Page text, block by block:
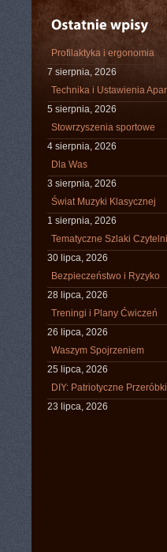
Profilaktyka i ergonomia
7 sierpnia, 2026
Technika i Ustawienia
5 sierpnia, 2026
Stowrzyszenia sportowe
4 sierpnia, 2026
Dla Was
3 sierpnia, 2026
Świat Muzyki Klasycznej
1 sierpnia, 2026
Tematyczne Szlaki
30 lipca, 2026
Bezpieczeństwo i Ryzyko
28 lipca, 2026
Treningi i Plany Ćwiczeń
26 lipca, 2026
Waszym Spojrzeniem
25 lipca, 2026
DIY: Patriotyczne Przeróbki
23 lipca, 2026